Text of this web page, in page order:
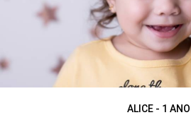
ALICE - 1 ANO